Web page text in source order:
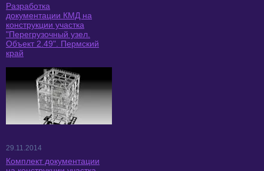
Разработка
документации КМД на
конструкции участка
"Перегрузочный узел.
Объект 2.49". Пермский
край
29.11.2014
Комплект документации